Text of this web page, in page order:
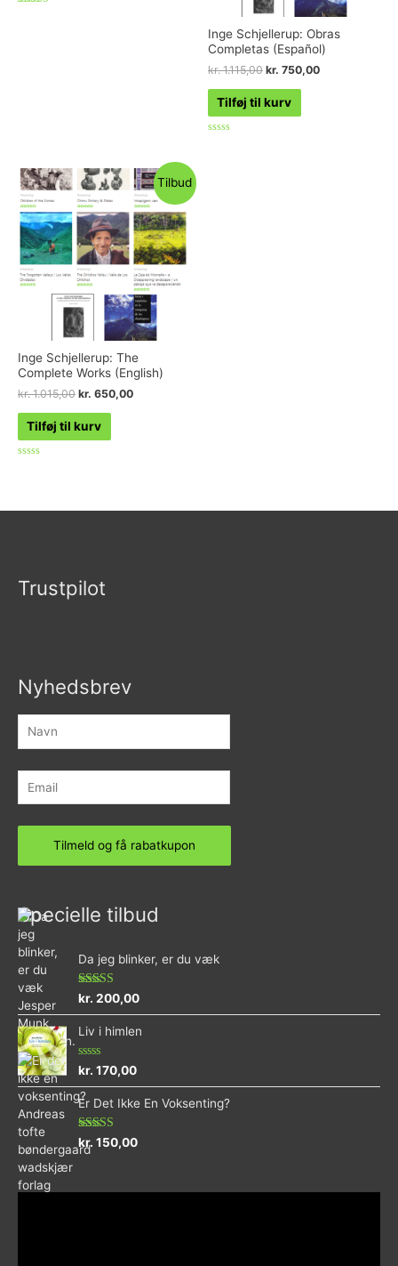
Inge Schjellerup: Obras
Completas (Español)
kr.1.115,00 kr. 750,00
Tilføj til kurv
Tilbud
Inge Schjellerup: The
Complete Works (English)
kr.1.015,00 kr. 650,00
Tilføj til kurv
Trustpilot
Nyhedsbrev
Specielle tilbud
Da jeg blinker, er du væk
Vurderet
ud af 5
kr. 200,00
Liv i himlen
Vurderet
ud
af
5
kr. 170,00
Er Det Ikke En Voksenting?
Vurderet
5.00
ud af 5
kr. 150,00